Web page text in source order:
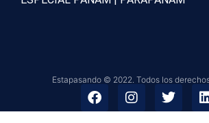
Estapasando © 2022. Todos los